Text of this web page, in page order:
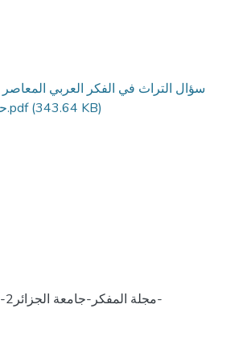
سؤال التراث في الفكر العربي
حنفي والطيب تيزيني.pdf(343.64 KB)
مجلة المفكر-جامعة الجزائر2-أبو القاسم سعد الله-